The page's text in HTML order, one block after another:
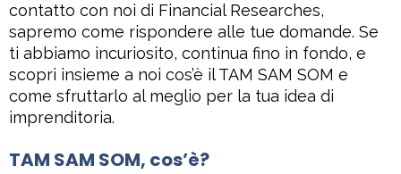
contatto con noi di Financial Researches,
sapremo come rispondere alle tue domande. Se
ti abbiamo incuriosito, continua fino in fondo, e
scopri insieme a noi cos’è il TAM SAM SOM e
come sfruttarlo al meglio per la tua idea di
imprenditoria.
TAM SAM SOM, cos’è?